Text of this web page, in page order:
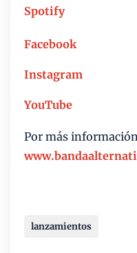
Spotify
Facebook
Instagram
YouTube
Por más
lanzamientos